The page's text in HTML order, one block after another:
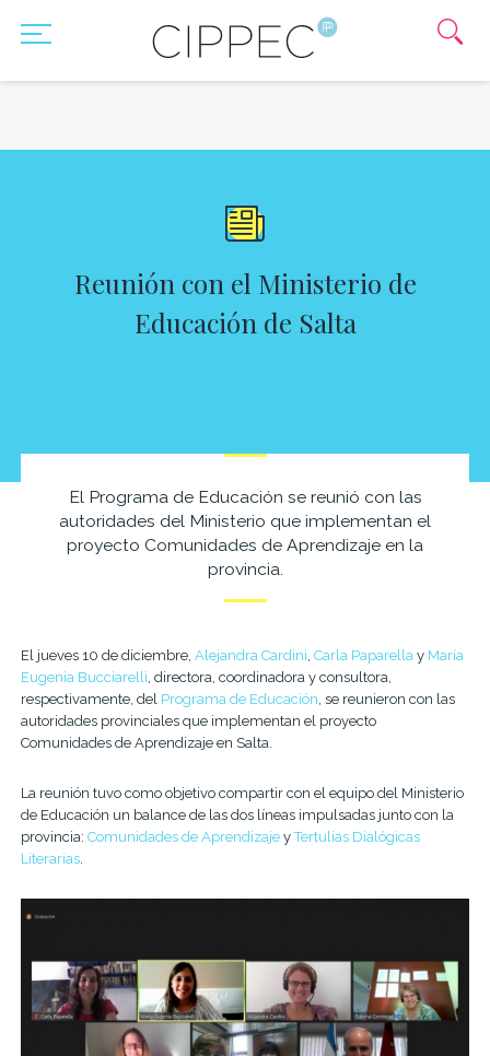
Reunión con el Ministerio de
Educación de Salta
El Programa de Educación se reunió con las
autoridades del Ministerio que implementan el
proyecto Comunidades de Aprendizaje en la
provincia.
El jueves 10 de diciembre, Alejandra Cardini Carla Paparella y María
Eugenia Bucciarelli , directora, coordinadora y consultora,
respectivamente, del Programa de Educación , se reunieron con las
autoridades provinciales que implementan el proyecto
Comunidades de Aprendizaje en Salta.
La reunión tuvo como objetivo compartir con el equipo del Ministerio
de Educación un balance de las dos líneas impulsadas junto con la
provincia: Comunidades de AprendizajeyTertulias Dialógicas
Literarias.